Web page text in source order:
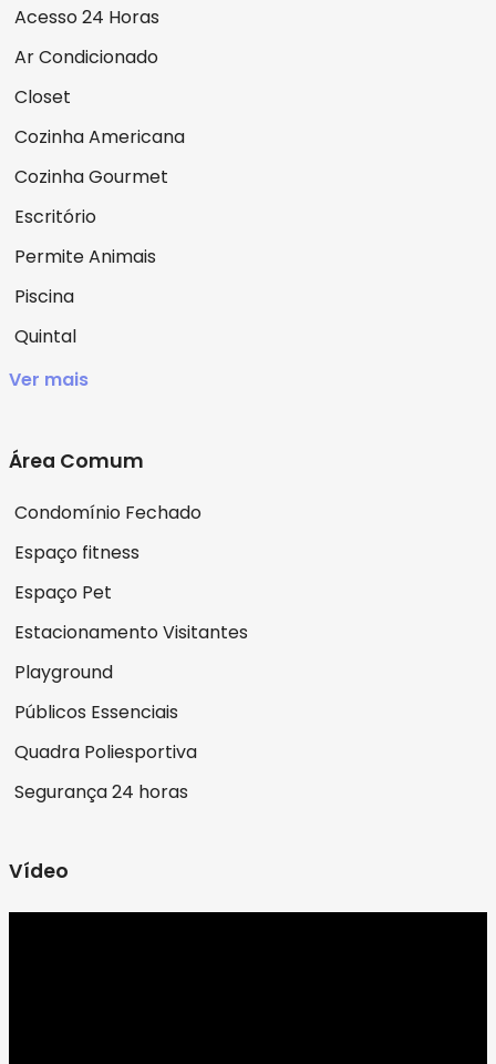
Acesso 24 Horas
Ar Condicionado
Closet
Cozinha Americana
Cozinha Gourmet
Escritório
Permite Animais
Piscina
Quintal
Ver mais
Área Comum
Condomínio Fechado
Espaço fitness
Espaço Pet
Estacionamento Visitantes
Playground
Públicos Essenciais
Quadra Poliesportiva
Segurança 24 horas
Vídeo